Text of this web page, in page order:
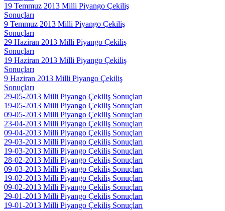
19 Temmuz 2013 Milli Piyango Çekiliş
Sonuçları
9 Temmuz 2013 Milli Piyango Çekiliş
Sonuçları
29 Haziran 2013 Milli Piyango Çekiliş
Sonuçları
19 Haziran 2013 Milli Piyango Çekiliş
Sonuçları
9 Haziran 2013 Milli Piyango Çekiliş
Sonuçları
29-05-2013 Milli Piyango Çekiliş Sonuçları
19-05-2013 Milli Piyango Çekiliş Sonuçları
09-05-2013 Milli Piyango Çekiliş Sonuçları
23-04-2013 Milli Piyango Çekiliş Sonuçları
09-04-2013 Milli Piyango Çekiliş Sonuçları
29-03-2013 Milli Piyango Çekiliş Sonuçları
19-03-2013 Milli Piyango Çekiliş Sonuçları
28-02-2013 Milli Piyango Çekiliş Sonuçları
09-03-2013 Milli Piyango Çekiliş Sonuçları
19-02-2013 Milli Piyango Çekiliş Sonuçları
09-02-2013 Milli Piyango Çekiliş Sonuçları
29-01-2013 Milli Piyango Çekiliş Sonuçları
19-01-2013 Milli Piyango Çekiliş Sonuçları